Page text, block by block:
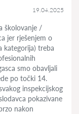
19.04.2025
školovanje /
jer rješenjem o
kategorija) treba
smo obavljali
po točki 14.
inspekcijskog
pokazivane
nakon